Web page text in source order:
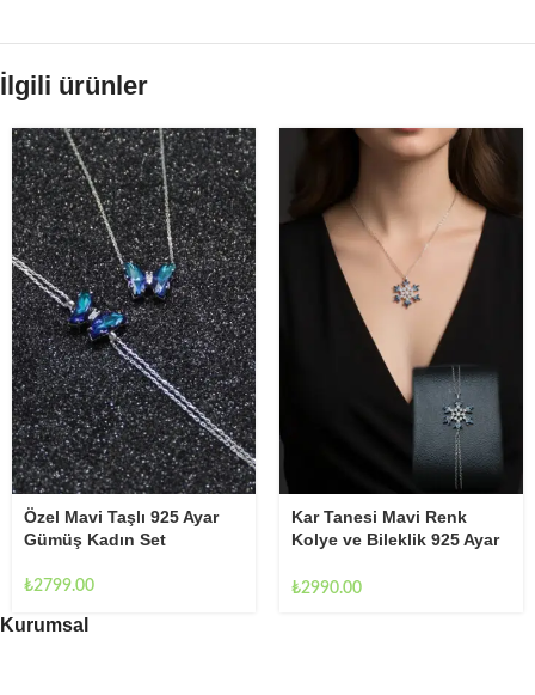
İlgili ürünler
Özel Mavi Taşlı 925 Ayar
Gümüş Kadın Set
₺2799.00
Kar Tanesi Mavi Renk
Kolye ve Bileklik 925 Ayar
₺2990.00
Kurumsal